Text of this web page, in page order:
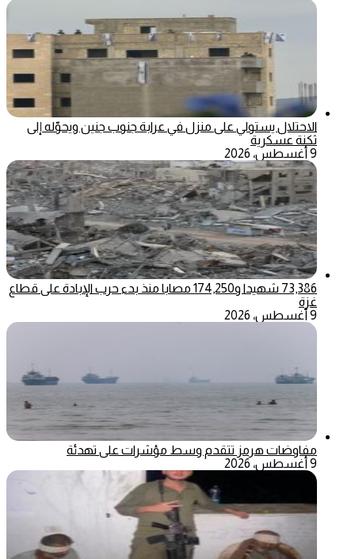
الاحتلال يستولي على منزل في عرابة جنوب جنين ويحوّله إلى
ثكنة عسكرية
9 أغسطس، 2026
73,386 شهيدا و174,250 مصابا منذ بدء حرب الإبادة على قطاع
غزة
9 أغسطس، 2026
مفاوضات هرمز تتقدم وسط مؤشرات على تهدئة
9 أغسطس، 2026